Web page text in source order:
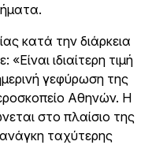
κατά την διάρκεια
ιδιαίτερη τιμή
γεφύρωση της
Αθηνών. Η
στο πλαίσιο της
ανάγκη ταχύτερης